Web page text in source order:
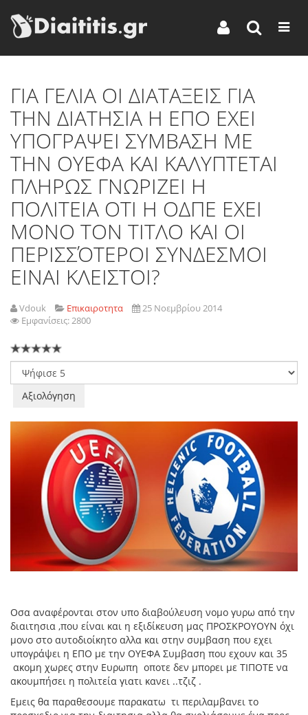
ΓΙΑ ΓΕΛΙΑ ΟΙ ΔΙΑΤΑΞΕΙΣ ΓΙΑ
ΤΗΝ ΔΙΑΤΗΣΙΑ Η ΕΠΟ ΕΧΕΙ
ΥΠΟΓΡΑΨΕΙ ΣΥΜΒΑΣΗ ΜΕ
ΤΗΝ ΟΥΕΦΑ ΚΑΙ ΚΑΛΥΠΤΕΤΑΙ
ΠΛΗΡΩΣ ΓΝΩΡΙΖΕΙ Η
ΠΟΛΙΤΕΙΑ ΟΤΙ Η ΟΔΠΕ ΕΧΕΙ
ΜΟΝΟ ΤΟΝ ΤΙΤΛΟ ΚΑΙ ΟΙ
ΠΕΡΙΣΣΌΤΕΡΟΙ ΣΥΝΔΕΣΜΟΙ
ΕΙΝΑΙ ΚΛΕΙΣΤΟΙ?
Vdouk Επικαιροτητα
25 Νοεμβρίου 2014
Εμφανίσεις: 2800
Παρακαλώ
αξιολογήστε
Οσα αναφέρονται στον υπο διαβούλευση νομο γυρω από την
διαιτησια ,που είναι και η εξιδίκευση μας ΠΡΟΣΚΡΟΥΟΥΝ όχι
μονο στο αυτοδιοίκητο αλλα και στην συμβαση που εχει
υπογράψει η ΕΠΟ με την ΟΥΕΦΑ Συμβαση που εχουν και 35
ακομη χωρες στην Ευρωπη οποτε δεν μπορει με ΤΙΠΟΤΕ να
ακουμπήσει η πολιτεία γιατι κανει ..τζιζ .
Εμεις θα παραθεσουμε παρακατω τι περιλαμβανει το